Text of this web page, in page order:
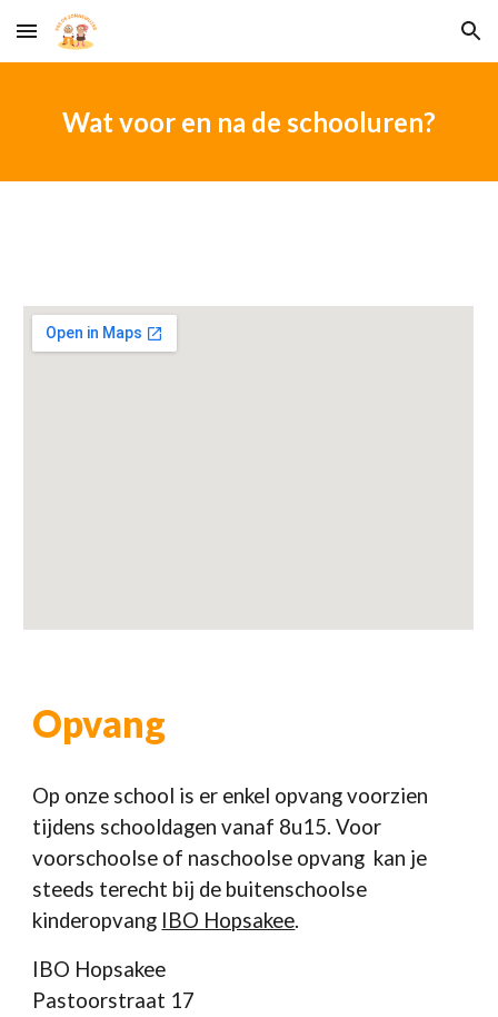
Skip to main content Skip to navigation
Wat voor en na de schooluren?
Opvang
Op onze school is er enkel opvang voorzien
tijdens schooldagen vanaf 8u15. Voor
voorschoolse of naschoolse opvang kan je
steeds terecht bij de buitenschoolse
kinderopvang IBO Hopsakee.
IBO Hopsakee
Pastoorstraat 17